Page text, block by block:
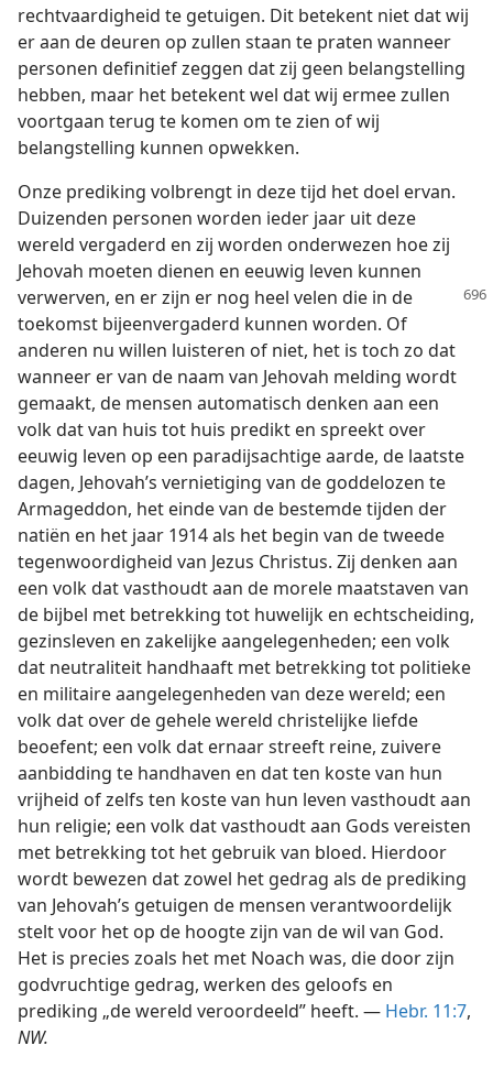
rechtvaardigheid te getuigen. Dit betekent niet dat wij
er aan de deuren op zullen staan te praten wanneer
personen definitief zeggen dat zij geen belangstelling
hebben, maar het betekent wel dat wij ermee zullen
voortgaan terug te komen om te zien of wij
belangstelling kunnen opwekken.
Onze prediking volbrengt in deze tijd het doel ervan.
Duizenden personen worden ieder jaar uit deze
wereld vergaderd en zij worden onderwezen hoe zij
Jehovah moeten dienen en eeuwig leven kunnen
verwerven, en er zijn er nog heel velen die in de
toekomst bijeenvergaderd kunnen worden. Of
anderen nu willen luisteren of niet, het is toch zo dat
wanneer er van de naam van Jehovah melding wordt
gemaakt, de mensen automatisch denken aan een
volk dat van huis tot huis predikt en spreekt over
eeuwig leven op een paradijsachtige aarde, de laatste
dagen, Jehovah’s vernietiging van de goddelozen te
Armageddon, het einde van de bestemde tijden der
natiën en het jaar 1914 als het begin van de tweede
tegenwoordigheid van Jezus Christus. Zij denken aan
een volk dat vasthoudt aan de morele maatstaven van
de bijbel met betrekking tot huwelijk en echtscheiding,
gezinsleven en zakelijke aangelegenheden; een volk
dat neutraliteit handhaaft met betrekking tot politieke
en militaire aangelegenheden van deze wereld; een
volk dat over de gehele wereld christelijke liefde
beoefent; een volk dat ernaar streeft reine, zuivere
aanbidding te handhaven en dat ten koste van hun
vrijheid of zelfs ten koste van hun leven vasthoudt aan
hun religie; een volk dat vasthoudt aan Gods vereisten
met betrekking tot het gebruik van bloed. Hierdoor
wordt bewezen dat zowel het gedrag als de prediking
van Jehovah’s getuigen de mensen verantwoordelijk
stelt voor het op de hoogte zijn van de wil van God.
Het is precies zoals het met Noach was, die door zijn
godvruchtige gedrag, werken des geloofs en
prediking „de wereld veroordeeld” heeft. — Hebr. 11:7,
NW.